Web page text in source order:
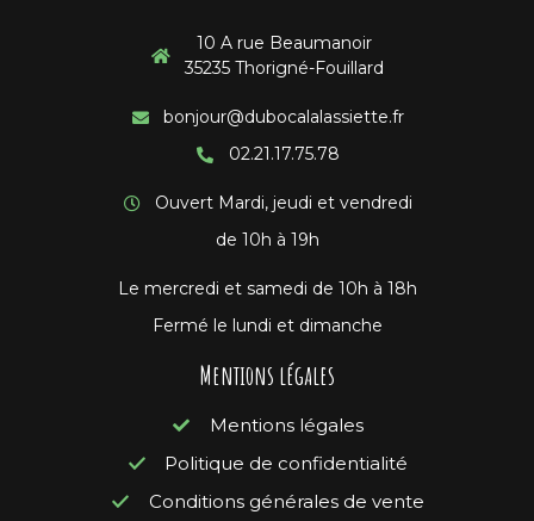
10 A rue Beaumanoir
35235 Thorigné-Fouillard
bonjour@dubocalalassiette.fr
02.21.17.75.78
Ouvert Mardi, jeudi et vendredi
de 10h à 19h
Le mercredi et samedi de 10h à 18h
Fermé le lundi et dimanche
Mentions légales
Mentions légales
Politique de confidentialité
Conditions générales de vente